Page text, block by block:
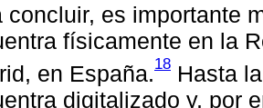
concluir, es importante
físicamente en la
en España.18 Hasta
digitalizado y, por